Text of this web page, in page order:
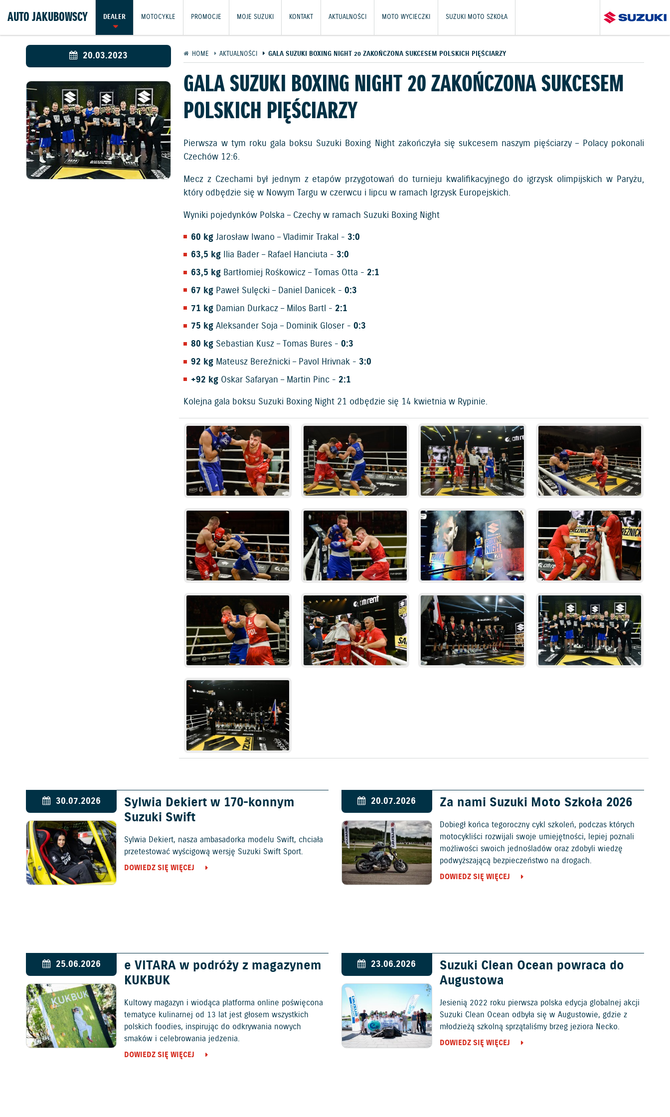
AUTO JAKUBOWSCY DEALER MOTOCYKLE PROMOCJE MOJE SUZUKI KONTAKT AKTUALNOŚCI MOTO WYCIECZKI SUZUKI MOTO SZKOŁA
20.03.2023 HOME AKTUALNOŚCI GALA SUZUKI BOXING NIGHT 20 ZAKOŃCZONA SUKCESEM POLSKICH PIĘŚCIARZY
GALA SUZUKI BOXING NIGHT 20 ZAKOŃCZONA SUKCESEM
POLSKICH PIĘŚCIARZY
Pierwsza w tym roku gala boksu Suzuki Boxing Night zakończyła się sukcesem naszym pięściarzy – Polacy pokonali
Czechów 12:6.
Mecz z Czechami był jednym z etapów przygotowań do turnieju kwalifikacyjnego do igrzysk olimpijskich w Paryżu,
który odbędzie się w Nowym Targu w czerwcu i lipcu w ramach Igrzysk Europejskich.
Wyniki pojedynków Polska – Czechy w ramach Suzuki Boxing Night
60 kgJarosław Iwano – Vladimir Trakal - 3:0
63,5 kgIlia Bader – Rafael Hanciuta - 3:0
63,5 kgBartłomiej Rośkowicz – Tomas Otta - 2:1
67 kgPaweł Sulęcki – Daniel Danicek - 0:3
71 kgDamian Durkacz – Milos Bartl - 2:1
75 kgAleksander Soja – Dominik Gloser - 0:3
80 kgSebastian Kusz – Tomas Bures - 0:3
92 kgMateusz Bereźnicki – Pavol Hrivnak - 3:0
+92 kgOskar Safaryan – Martin Pinc - 2:1
Kolejna gala boksu Suzuki Boxing Night 21 odbędzie się 14 kwietnia w Rypinie.
30.07.2026
Sylwia Dekiert w 170-konnym
Suzuki Swift
Sylwia Dekiert, nasza ambasadorka modelu Swift, chciała
przetestować wyścigową wersję Suzuki Swift Sport.
DOWIEDZ SIĘ WIĘCEJ
20.07.2026 Za nami Suzuki Moto Szkoła 2026
Dobiegł końca tegoroczny cykl szkoleń, podczas których
motocykliści rozwijali swoje umiejętności, lepiej poznali
możliwości swoich jednośladów oraz zdobyli wiedzę
podwyższającą bezpieczeństwo na drogach.
DOWIEDZ SIĘ WIĘCEJ
25.06.2026
e VITARA w podróży z magazynem
KUKBUK
Kultowy magazyn i wiodąca platforma online poświęcona
tematyce kulinarnej od 13 lat jest głosem wszystkich
polskich foodies, inspirując do odkrywania nowych
smaków i celebrowania jedzenia.
DOWIEDZ SIĘ WIĘCEJ
23.06.2026
Suzuki Clean Ocean powraca do
Augustowa
Jesienią 2022 roku pierwsza polska edycja globalnej akcji
Suzuki Clean Ocean odbyła się w Augustowie, gdzie z
młodzieżą szkolną sprzątaliśmy brzeg jeziora Necko.
DOWIEDZ SIĘ WIĘCEJ